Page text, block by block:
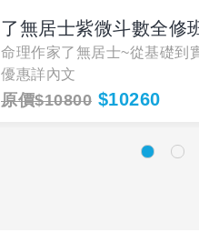
了無居士紫微斗數全修
命理作家了無居士~從基礎到
優惠詳內文
原價$10800 $10260